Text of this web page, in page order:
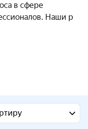
в сфере
Наши р